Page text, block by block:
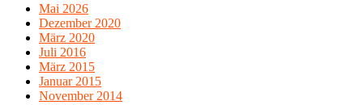
Mai 2026
Dezember 2020
März 2020
Juli 2016
März 2015
Januar 2015
November 2014